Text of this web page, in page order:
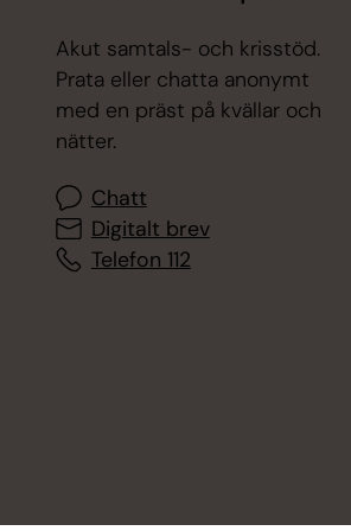
Akut samtals- och krisstöd.
Prata eller chatta anonymt
med en präst på kvällar och
nätter.
Chatt
Digitalt brev
Telefon 112